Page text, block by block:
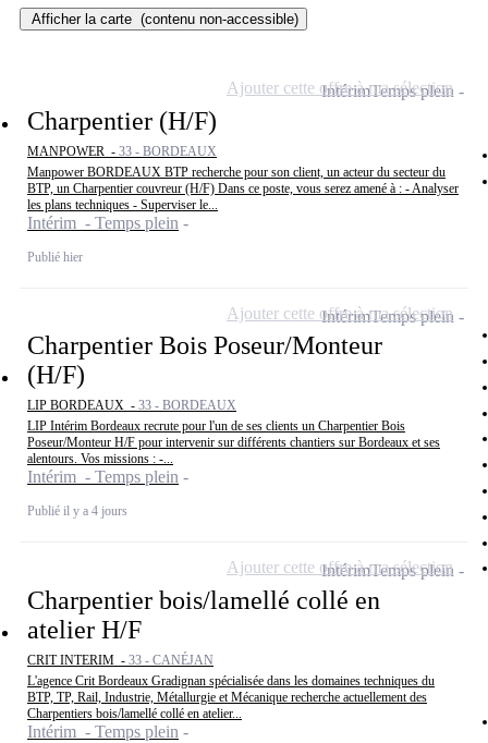
Afficher la carte (contenu non-accessible)
Charpentier (H/F)
MANPOWER - 33 - BORDEAUX
Manpower BORDEAUX BTP recherche pour son client, un acteur du secteur du
BTP, un Charpentier couvreur (H/F) Dans ce poste, vous serez amené à : - Analyser
les plans techniques - Superviser le...
Intérim - Temps plein
Publié hier
IntérimTemps plein
Ajouter cette offre à ma sélection
Charpentier Bois Poseur/Monteur
(H/F)
LIP BORDEAUX - 33 - BORDEAUX
LIP Intérim Bordeaux recrute pour l'un de ses clients un Charpentier Bois
Poseur/Monteur H/F pour intervenir sur différents chantiers sur Bordeaux et ses
alentours. Vos missions : -...
Intérim - Temps plein
Publié il y a 4 jours
IntérimTemps plein
Ajouter cette offre à ma sélection
Charpentier bois/lamellé collé en
atelier H/F
CRIT INTERIM - 33 - CANÉJAN
L'agence Crit Bordeaux Gradignan spécialisée dans les domaines techniques du
BTP, TP, Rail, Industrie, Métallurgie et Mécanique recherche actuellement des
Charpentiers bois/lamellé collé en atelier...
Intérim - Temps plein
IntérimTemps plein
Ajouter cette offre à ma sélection